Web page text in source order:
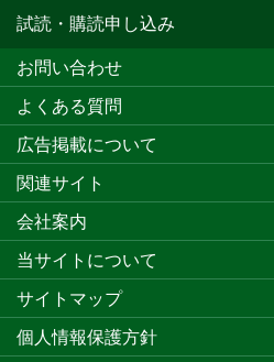
試読・購読申し込み
お問い合わせ
よくある質問
広告掲載について
関連サイト
会社案内
当サイトについて
サイトマップ
個人情報保護方針